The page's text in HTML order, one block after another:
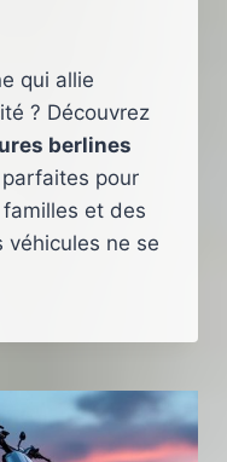
qui allie
? Découvrez
berlines
parfaites pour
et des
véhicules ne se